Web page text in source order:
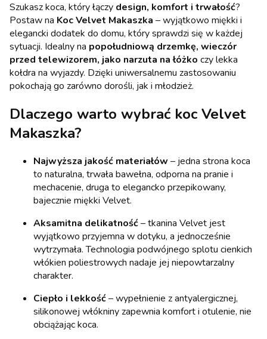
Szukasz koca, który łączy design, komfort i trwałość?
Postaw na Koc Velvet Makaszka – wyjątkowo miękki i
elegancki dodatek do domu, który sprawdzi się w każdej
sytuacji. Idealny na popołudniową drzemkę, wieczór
przed telewizorem, jako narzuta na łóżko czy lekka
kołdra na wyjazdy. Dzięki uniwersalnemu zastosowaniu
pokochają go zarówno dorośli, jak i młodzież.
Dlaczego warto wybrać koc Velvet
Makaszka?
Najwyższa jakość materiałów – jedna strona koca
to naturalna, trwała bawełna, odporna na pranie i
mechacenie, druga to elegancko przepikowany,
bajecznie miękki Velvet.
Aksamitna delikatność– tkanina Velvet jest
wyjątkowo przyjemna w dotyku, a jednocześnie
wytrzymała. Technologia podwójnego splotu cienkich
włókien poliestrowych nadaje jej niepowtarzalny
charakter.
Ciepło i lekkość– wypełnienie z antyalergicznej,
silikonowej włókniny zapewnia komfort i otulenie, nie
obciążając koca.